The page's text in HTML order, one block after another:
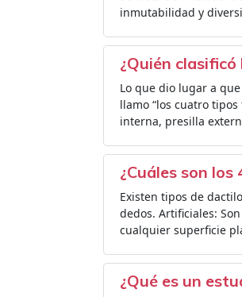
inmutabilidad y
¿Quién
Lo que dio lugar a
llamo “los cuatro
interna, presilla
¿Cuáles son
Existen tipos de
dedos. Artificiales:
cualquier superficie
¿Qué es un